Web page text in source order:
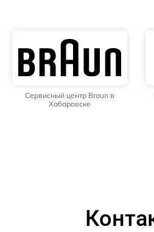
Сервисный центр Braun в
Хабаровске